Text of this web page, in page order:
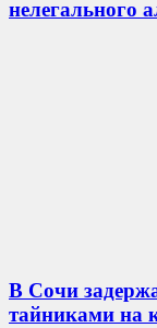
нелегального
В Сочи
тайниками на